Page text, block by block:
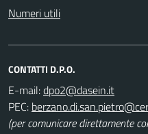
Numeri utili
CONTATTI D.P.O.
E-mail:
PEC:
(per comunicare direttamente